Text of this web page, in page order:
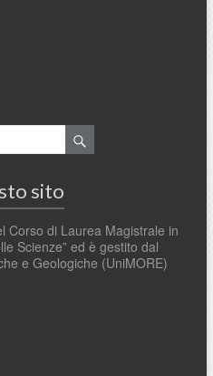
sito
Corso di Laurea Magistrale in
Scienze” ed è gestito dal
e Geologiche (UniMORE)